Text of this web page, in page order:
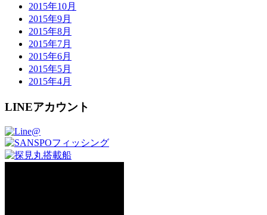
2015年10月
2015年9月
2015年8月
2015年7月
2015年6月
2015年5月
2015年4月
LINEアカウント